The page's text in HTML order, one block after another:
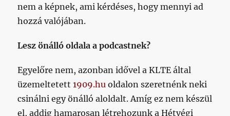
nem a képnek, ami kérdéses, hogy mennyi ad
hozzá valójában.
Lesz önálló oldala a podcastnek?
Egyelőre nem, azonban idővel a KLTE által
üzemeltetett1909.hu oldalon szeretnénk neki
csinálni egy önálló aloldalt. Amíg ez nem készül
el, addig hamarosan létrehozunk a Hétvégi